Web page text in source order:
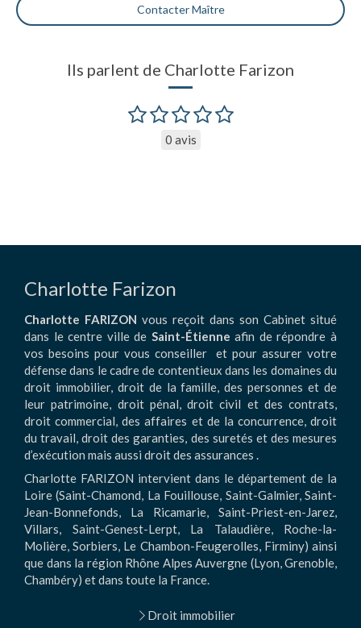
Contacter Maître
Ils parlent de Charlotte Farizon
0 avis
Charlotte Farizon
Charlotte FARIZON vous reçoit dans son Cabinet situé
dans le centre ville de Saint-Étienne afin de répondre à
vos besoins pour vous conseiller et pour assurer votre
défense dans le cadre de contentieux dans les domaines du
droit immobilier, droit de la famille, des personnes et de
leur patrimoine, droit pénal, droit civil et des contrats,
droit commercial, des affaires et de la concurrence, droit
du travail, droit des garanties, des suretés et des mesures
d’exécution mais aussi droit des assurances .
Charlotte FARIZON intervient dans le département de la
Loire (Saint-Chamond, La Fouillouse, Saint-Galmier, Saint-
Jean-Bonnefonds, La Ricamarie, Saint-Priest-en-Jarez,
Villars, Saint-Genest-Lerpt, La Talaudière, Roche-la-
Molière, Sorbiers, Le Chambon-Feugerolles, Firminy) ainsi
que dans la région Rhône Alpes Auvergne (Lyon, Grenoble,
Chambéry) et dans toute la France.
Droit immobilier